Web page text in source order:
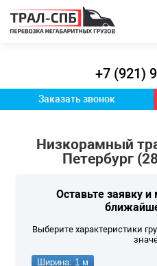
+7 (921)
Заказать звонок
Низкорамный
Петербург
Оставьте заявку и
Выберите характеристики
Ширина: 1 м